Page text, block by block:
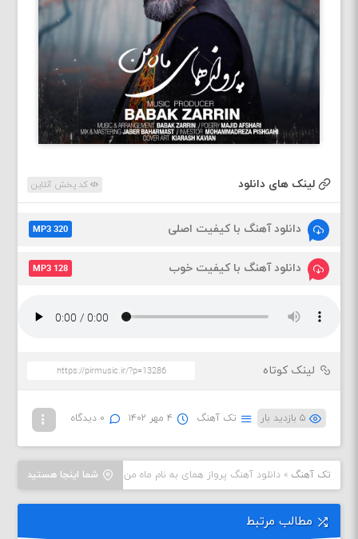
لینک های دانلود کد پخش آنلاین
دانلود آهنگ با کیفیت اصلی MP3 320
دانلود آهنگ با کیفیت خوب MP3 128
لینک کوتاه
۵ بازدید بار تک آهنگ ۴ مهر ۱۴۰۲ ۰ دیدگاه
شما اینجا هستید تک آهنگ »دانلود آهنگ پرواز همای به نام ماه من
مطالب مرتبط